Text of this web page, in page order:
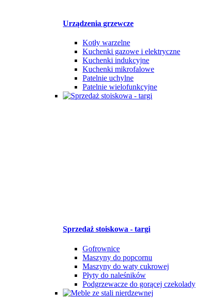
Urządzenia grzewcze
Kotły warzelne
Kuchenki gazowe i elektryczne
Kuchenki indukcyjne
Kuchenki mikrofalowe
Patelnie uchylne
Patelnie wielofunkcyjne
Sprzedaż stoiskowa - targi
Gofrownice
Maszyny do popcornu
Maszyny do waty cukrowej
Płyty do naleśników
Podgrzewacze do gorącej czekolady